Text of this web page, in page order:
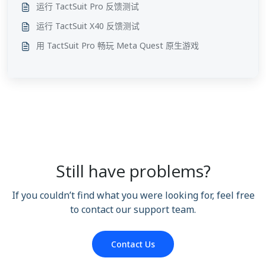
运行 TactSuit Pro 反馈测试
运行 TactSuit X40 反馈测试
用 TactSuit Pro 畅玩 Meta Quest 原生游戏
Still have problems?
If you couldn’t find what you were looking for, feel free
to contact our support team.